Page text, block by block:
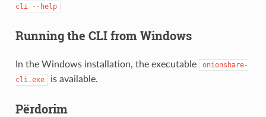
cli
--help
Running the CLI from Windows
In the Windows installation, the executable
onionshare-
cli.exe
is available.
Përdorim